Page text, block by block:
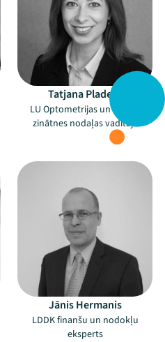
Tatjana Pladere
LU Optometrijas un redzes
zinātnes nodaļas vadītāja
Jānis Hermanis
LDDK finanšu un nodokļu
eksperts